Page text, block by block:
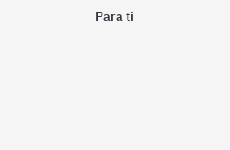
Para ti